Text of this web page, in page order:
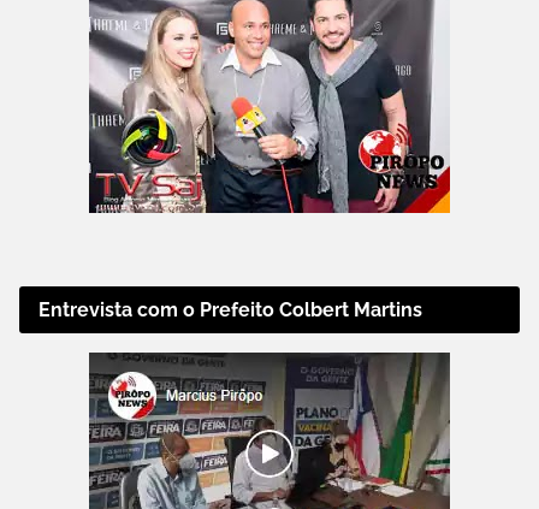
Entrevista com o Prefeito Colbert Martins